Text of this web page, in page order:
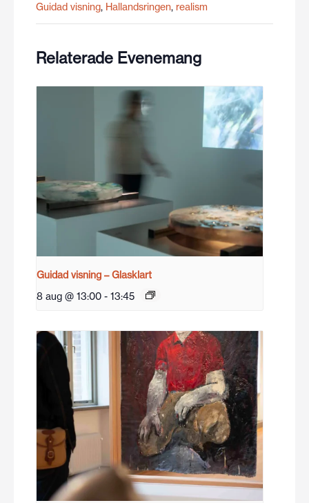
Guidad visning, Hallandsringen, realism
Relaterade Evenemang
Guidad visning – Glasklart
8 aug @ 13:00 - 13:45